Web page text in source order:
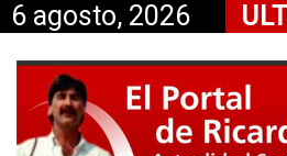
6 agosto, 2026
aliados a la…